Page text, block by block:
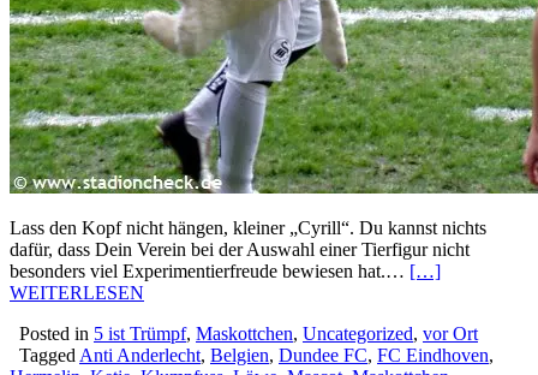
Lass den Kopf nicht hängen, kleiner „Cyrill“. Du kannst nichts
dafür, dass Dein Verein bei der Auswahl einer Tierfigur nicht
besonders viel Experimentierfreude bewiesen hat.… […]
WEITERLESEN
Posted in 5 ist Trümpf, Maskottchen, Uncategorized, vor Ort
TaggedAnti Anderlecht, Belgien, Dundee FC, FC Eindhoven,